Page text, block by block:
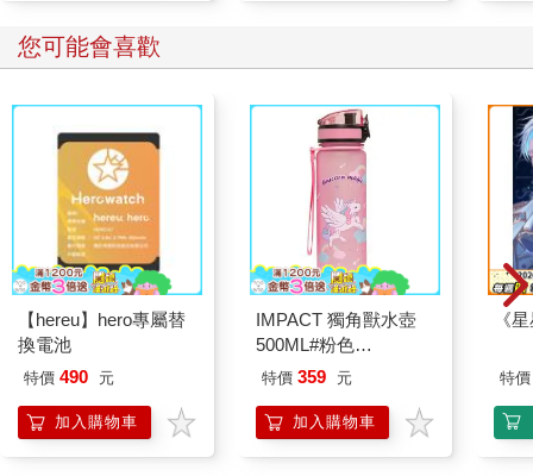
您可能會喜歡
【hereu】hero專屬替
換電池
特價 490 元
加入購物車
IMPACT 獨角獸水壺
500ML#粉色
IM00B11PK
特價 359 元
加入購物車
《
特價